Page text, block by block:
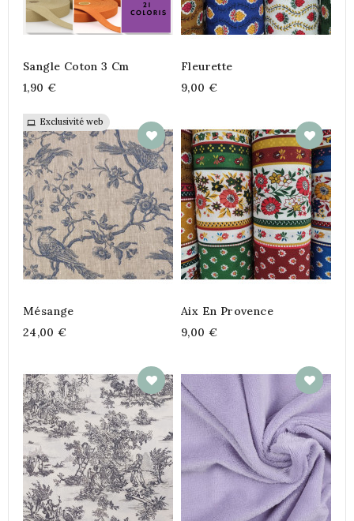
Sangle Coton 3 Cm
1,90 €
Fleurette
9,00 €
Exclusivité web
Mésange
24,00 €
Aix En Provence
9,00 €